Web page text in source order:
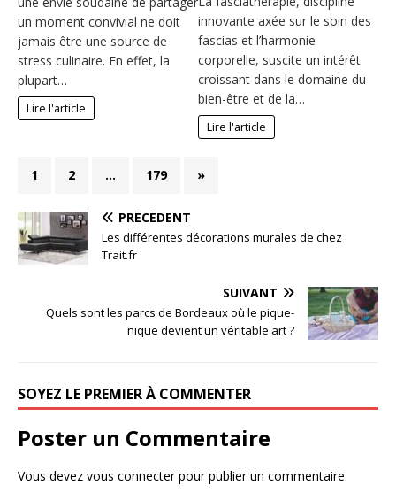
un moment convivial ne doit
jamais être une source de
stress culinaire. En effet, la
plupart…
Lire l'article
innovante axée sur le soin des
fascias et l’harmonie
corporelle, suscite un intérêt
croissant dans le domaine du
bien-être et de la…
Lire l'article
1 2 … 179 »
PRÉCÉDENT
Les différentes décorations murales de chez
Trait.fr
SUIVANT
Quels sont les parcs de Bordeaux où le pique-
nique devient un véritable art ?
SOYEZ LE PREMIER À COMMENTER
Poster un Commentaire
Vous devez vous connecterpour publier un commentaire.